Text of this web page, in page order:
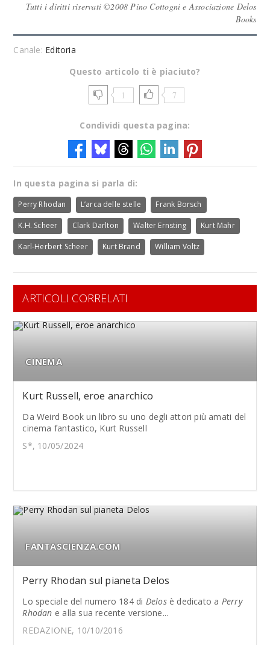
Tutti i diritti riservati ©2008 Pino Cottogni e Associazione Delos
Books
Canale: Editoria
Questo articolo ti è piaciuto?
1 7
Condividi questa pagina:
In questa pagina si parla di:
Perry Rhodan L’arca delle stelle Frank Borsch
K.H. Scheer Clark Darlton Walter Ernsting Kurt Mahr
Karl-Herbert Scheer Kurt Brand William Voltz
ARTICOLI CORRELATI
CINEMA
Kurt Russell, eroe anarchico
Da Weird Book un libro su uno degli attori più amati del
cinema fantastico, Kurt Russell
S*, 10/05/2024
FANTASCIENZA.COM
Perry Rhodan sul pianeta Delos
Lo speciale del numero 184 di Delosè dedicato a Perry
Rhodan e alla sua recente versione...
REDAZIONE, 10/10/2016